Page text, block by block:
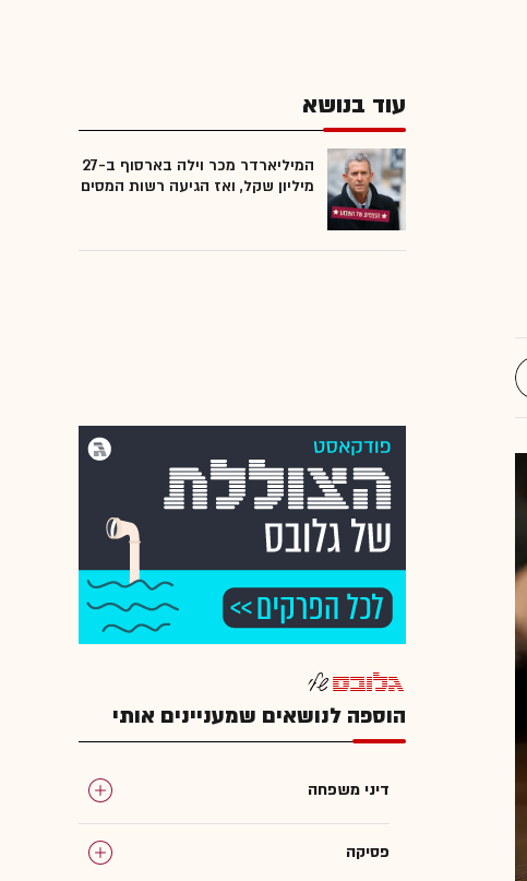
עוד בנושא
המיליארדר מכר וילה בארסוף ב-27
מיליון שקל, ואז הגיעה רשות המסים
הוספה לנושאים שמעניינים אותי
דיני משפחה
פסיקה